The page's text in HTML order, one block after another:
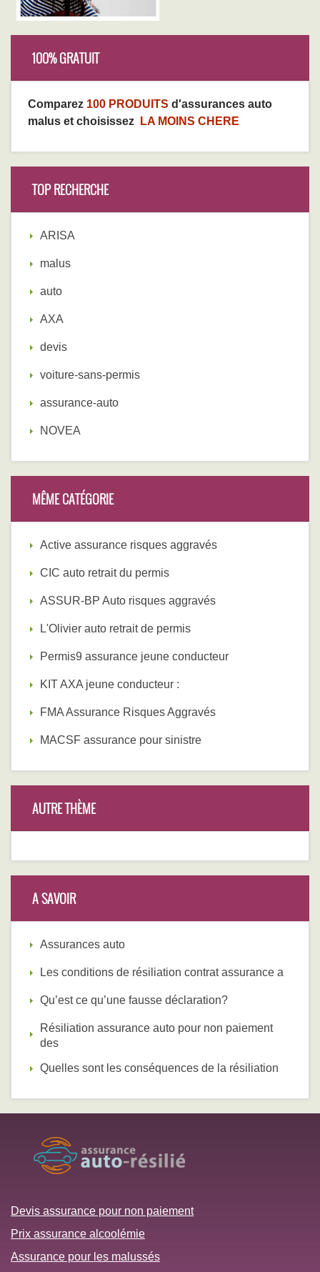
100% GRATUIT
Comparez 100 PRODUITS d'assurances auto
malus et choisissez
LA MOINS CHERE
TOP RECHERCHE
ARISA
malus
auto
AXA
devis
voiture-sans-permis
assurance-auto
NOVEA
MÊME CATÉGORIE
Active assurance risques aggravés
CIC auto retrait du permis
ASSUR-BP Auto risques aggravés
L'Olivier auto retrait de permis
Permis9 assurance jeune conducteur
KIT AXA jeune conducteur :
FMA Assurance Risques Aggravés
MACSF assurance pour sinistre
AUTRE THÈME
A SAVOIR
Assurances auto
Les conditions de résiliation contrat assurance a
Qu’est ce qu’une fausse déclaration?
Résiliation assurance auto pour non paiement
des
Quelles sont les conséquences de la résiliation
Devis assurance pour non paiement
Prix assurance alcoolémie
Assurance pour les malussés